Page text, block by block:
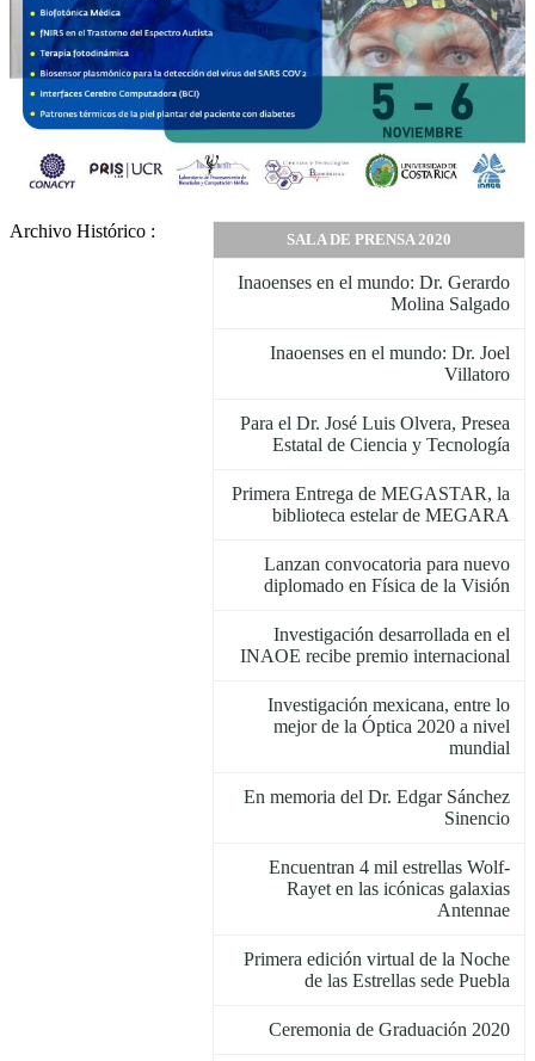
SALA DE PRENSA 2020
Inaoenses en el mundo: Dr. Gerardo
Molina Salgado
Inaoenses en el mundo: Dr. Joel
Villatoro
Para el Dr. José Luis Olvera, Presea
Estatal de Ciencia y Tecnología
Primera Entrega de MEGASTAR, la
biblioteca estelar de MEGARA
Lanzan convocatoria para nuevo
diplomado en Física de la Visión
Investigación desarrollada en el
INAOE recibe premio internacional
Investigación mexicana, entre lo
mejor de la Óptica 2020 a nivel
mundial
En memoria del Dr. Edgar Sánchez
Sinencio
Encuentran 4 mil estrellas Wolf-
Rayet en las icónicas galaxias
Antennae
Primera edición virtual de la Noche
de las Estrellas sede Puebla
Ceremonia de Graduación 2020
Archivo Histórico :